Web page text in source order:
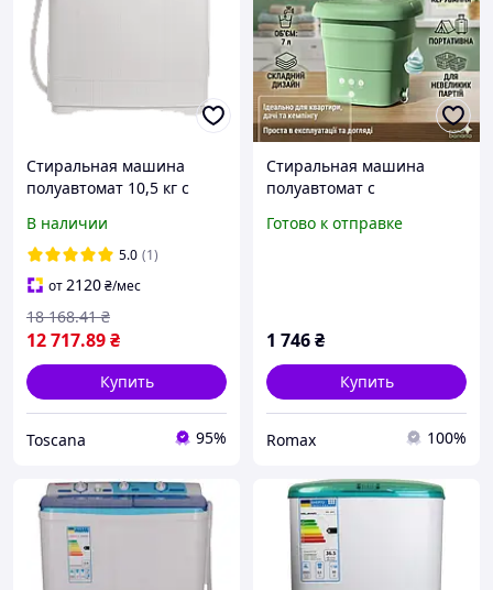
Стиральная машина
полуавтомат 10,5 кг с
Liberton LWM-10500 PUMP
двухбаковая центрифуга
В наличии
5.0 (1)
от2120₴/мес
12 717.89₴
18 168.41 ₴
Купить
Toscana 95%
Стиральная машина
полуавтомат с
Стиральная машина
Готово к отправке
1 746₴
Купить
Romax 100%